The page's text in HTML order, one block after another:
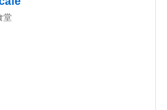
堂